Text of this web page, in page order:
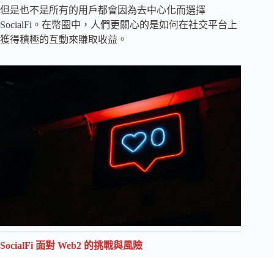
但是也不是所有的用戶都會因為去中心化而選擇
SocialFi。在幣圈中，人們更關心的是如何在社交平台上
獲得積極的互動來賺取收益。
SocialFi 面對 Web2 的挑戰與風險